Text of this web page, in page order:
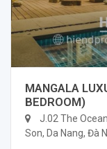
MANGALA
BEDROOM)
J.02 The
Son, Da Nang, Đà